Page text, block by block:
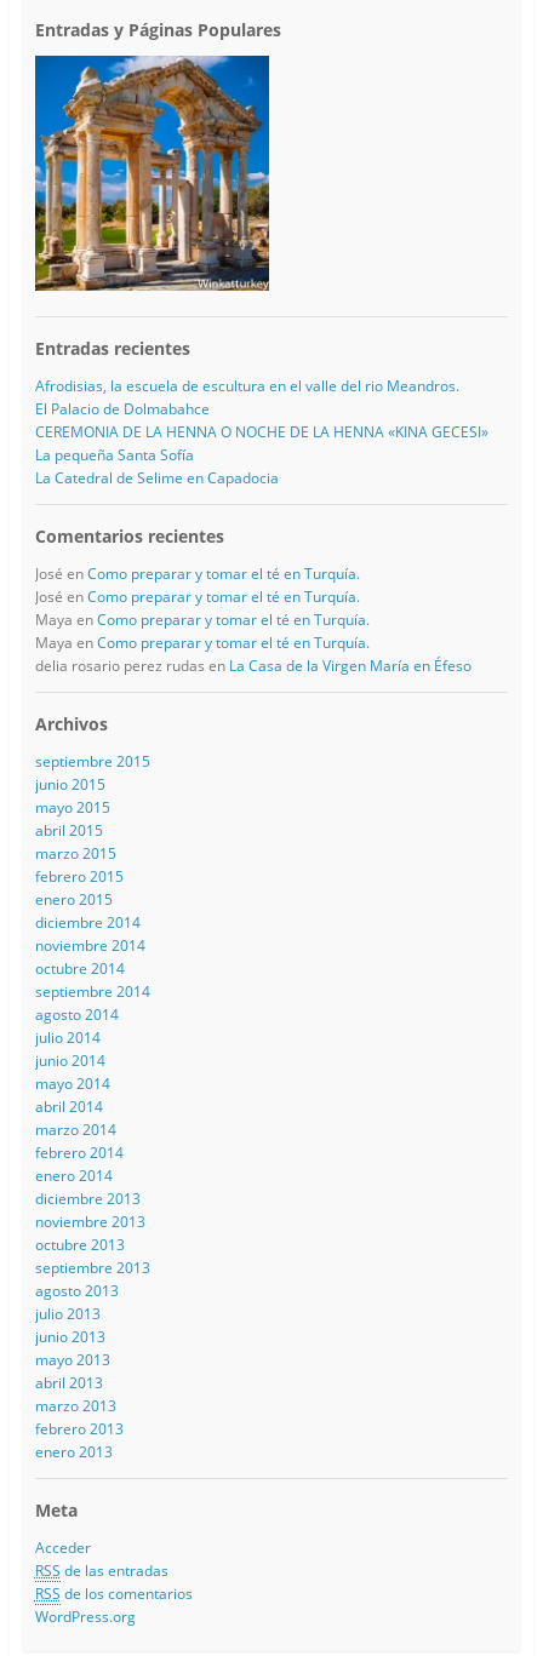
Entradas y Páginas Populares
Entradas recientes
Afrodisias, la escuela de escultura en el valle del rio Meandros.
El Palacio de Dolmabahce
CEREMONIA DE LA HENNA O NOCHE DE LA HENNA «KINA GECESI»
La pequeña Santa Sofía
La Catedral de Selime en Capadocia
Comentarios recientes
José enComo preparar y tomar el té en Turquía.
José enComo preparar y tomar el té en Turquía.
Maya enComo preparar y tomar el té en Turquía.
Maya enComo preparar y tomar el té en Turquía.
delia rosario perez rudas en La Casa de la Virgen María en Éfeso
Archivos
septiembre 2015
junio 2015
mayo 2015
abril 2015
marzo 2015
febrero 2015
enero 2015
diciembre 2014
noviembre 2014
octubre 2014
septiembre 2014
agosto 2014
julio 2014
junio 2014
mayo 2014
abril 2014
marzo 2014
febrero 2014
enero 2014
diciembre 2013
noviembre 2013
octubre 2013
septiembre 2013
agosto 2013
julio 2013
junio 2013
mayo 2013
abril 2013
marzo 2013
febrero 2013
enero 2013
Meta
Acceder
RSS de las entradas
RSS de los comentarios
WordPress.org